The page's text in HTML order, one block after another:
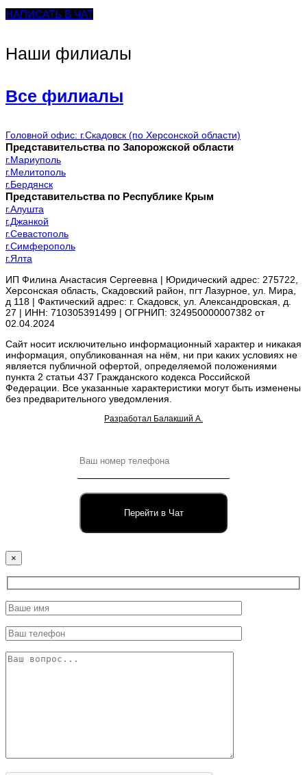
НАПИСАТЬ В ЧАТ
Наши филиалы
Все филиалы
Головной офис: г.Скадовск (по Херсонской области)
Представительства по Запорожской области
г.Мариуполь
г.Мелитополь
г.Бердянск
Представительства по Республике Крым
г.Алушта
г.Джанкой
г.Севастополь
г.Симферополь
г.Ялта
ИП Филина Анастасия Сергеевна | Юридический адрес: 275722,
Херсонская область, Скадовский район, пгт Лазурное, ул. Мира,
д 118 | Фактический адрес: г. Скадовск, ул. Александровская, д.
27 | ИНН: 710305391499 | ОГРНИП: 324950000007382 от
02.04.2024
Сайт носит исключительно информационный характер и никакая
информация, опубликованная на нём, ни при каких условиях не
является публичной офертой, определяемой положениями
пункта 2 статьи 437 Гражданского кодекса Российской
Федерации. Все указанные характеристики могут быть изменены
без предварительного уведомления.
Разработал Балакший А.
Перейти в Чат
×